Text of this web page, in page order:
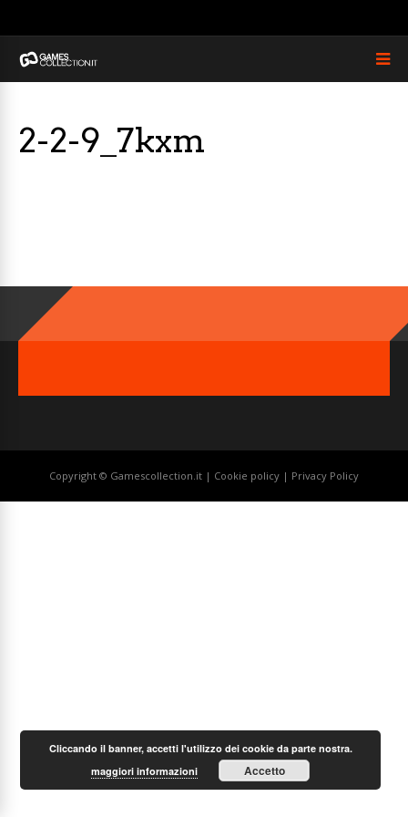
2-2-9_7kxm
Copyright © Gamescollection.it | Cookie policy | Privacy Policy
Cliccando il banner, accetti l'utilizzo dei cookie da parte nostra.
maggiori informazioni
Accetto